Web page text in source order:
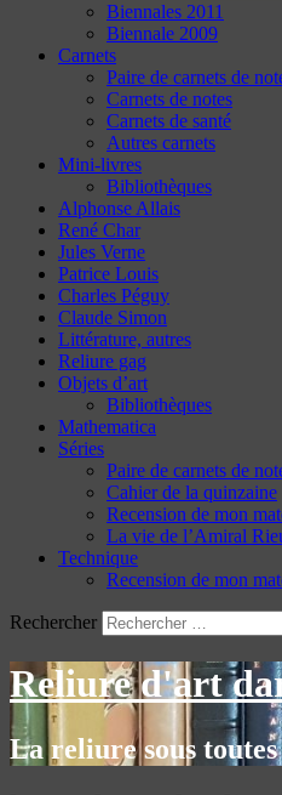
Biennales 2011
Biennale 2009
Carnets
Paire de carnets de
Carnets de notes
Carnets de santé
Autres carnets
Mini-livres
Bibliothèques
Alphonse Allais
René Char
Jules Verne
Patrice Louis
Charles Péguy
Claude Simon
Littérature, autres
Reliure gag
Objets d’art
Bibliothèques
Mathematica
Séries
Paire de carnets de
Cahier de la quinzaine
Recension de mon
La vie de l’Amiral
Technique
Recension de mon
Rechercher
Reliure d'art
La reliure sous toutes